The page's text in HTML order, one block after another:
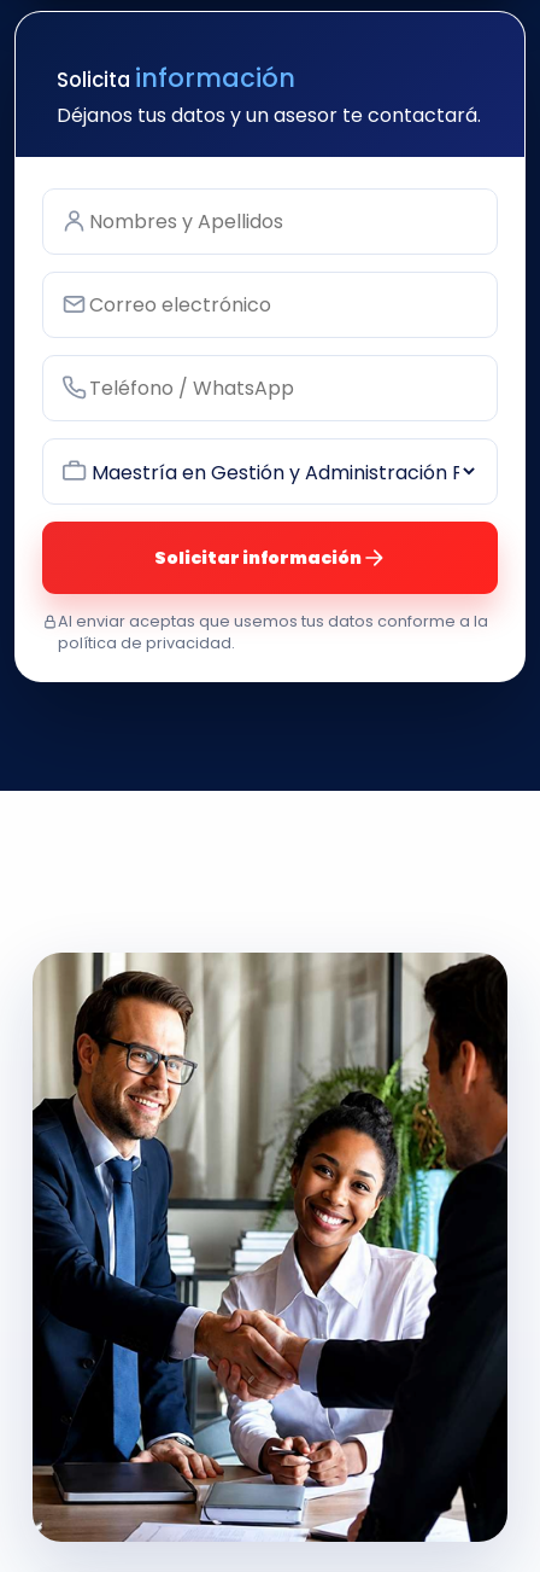
Solicita información
Déjanos tus datos y un asesor te contactará.
Solicitar información
Al enviar aceptas que usemos tus datos conforme a la
política de privacidad.